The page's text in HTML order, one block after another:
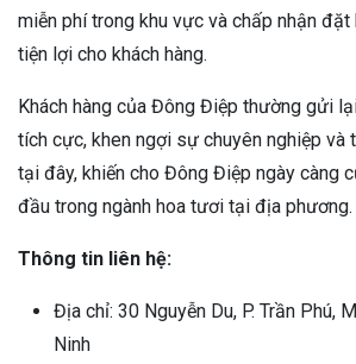
miễn phí trong khu vực và chấp nhận
tiện lợi cho khách hàng.
Khách hàng của Đông Điệp thường gửi
tích cực, khen ngợi sự chuyên nghiệp và
tại đây, khiến cho Đông Điệp ngày càng
đầu trong ngành hoa tươi tại địa phương.
Thông tin liên hệ:
Địa chỉ: 30 Nguyễn Du, P. Trần Phú,
Ninh